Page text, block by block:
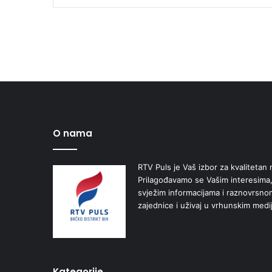
O nama
RTV Puls je Vaš izbor za
Prilagođavamo se Vašim
svježim informacijama i
zajednice i uživaj u vrhunskim